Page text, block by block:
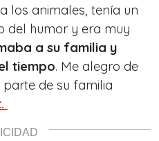
los animales, tenía un
del humor y era muy
a su familia y
tiempo. Me alegro de
de su familia